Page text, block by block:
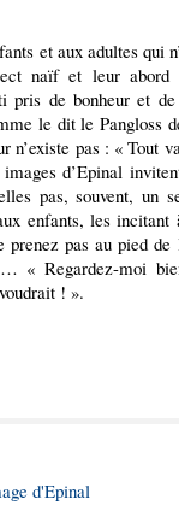
et aux adultes qui
naïf et leur
pris de bonheur et
le dit le Pangloss
n’existe pas : « Tout
d’Epinal
pas, souvent, un
enfants, les incitant
pas au pied
« Regardez-moi
! ».
d'Epinal